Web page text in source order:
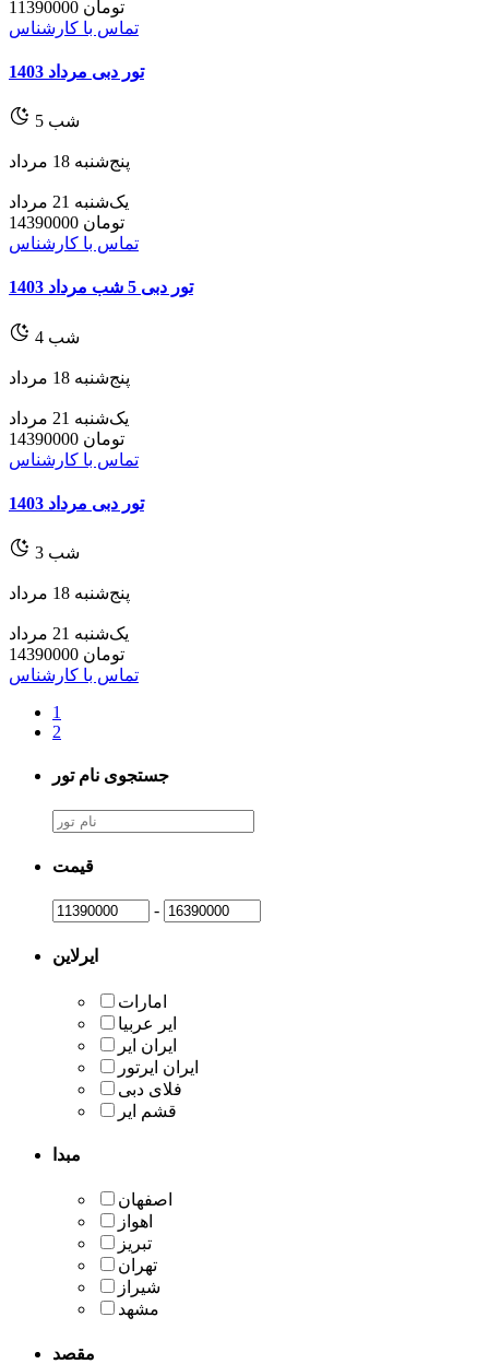
11390000 تومان
تماس با کارشناس
تور دبی مرداد 1403
5 شب
پنج‌شنبه 18 مرداد
یک‌شنبه 21 مرداد
14390000 تومان
تماس با کارشناس
تور دبی 5 شب مرداد 1403
4 شب
پنج‌شنبه 18 مرداد
یک‌شنبه 21 مرداد
14390000 تومان
تماس با کارشناس
تور دبی مرداد 1403
3 شب
پنج‌شنبه 18 مرداد
یک‌شنبه 21 مرداد
14390000 تومان
تماس با کارشناس
1
2
جستجوی نام تور
قیمت
-
ایرلاین
امارات
ایر عربیا
ایران ایر
ایران ایرتور
قشم ایر
مبدا
اصفهان
اهواز
تبریز
تهران
شیراز
مشهد
مقصد